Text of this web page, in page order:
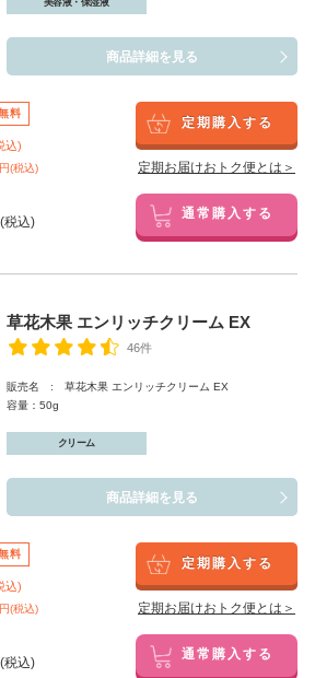
美容液・保湿液
商品詳細を見る
料
込)
(税込)
定期購入する
定期お届けおトク便とは＞
税込) 通常購入する
草花木果 エンリッチクリーム EX
46件
販売名 : 草花木果 エンリッチクリーム EX
容量：50g
クリーム
商品詳細を見る
料
込)
(税込)
定期購入する
定期お届けおトク便とは＞
税込) 通常購入する